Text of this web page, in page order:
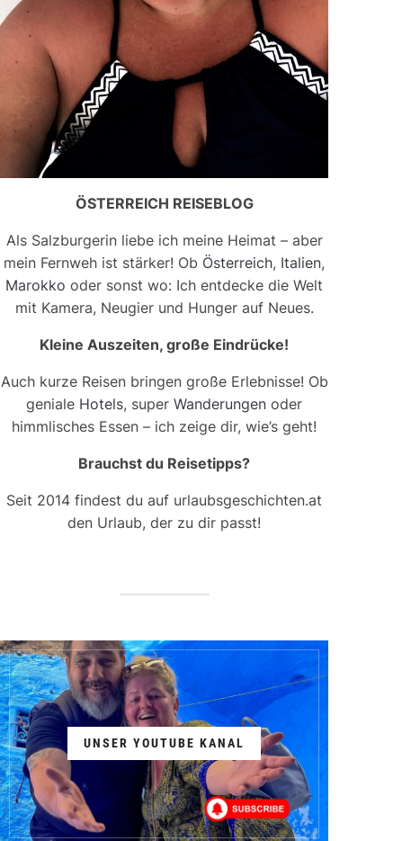
ÖSTERREICH REISEBLOG
Als Salzburgerin liebe ich meine Heimat – aber
mein Fernweh ist stärker! Ob Österreich, Italien,
Marokko oder sonst wo: Ich entdecke die Welt
mit Kamera, Neugier und Hunger auf Neues.
Kleine Auszeiten, große Eindrücke!
Auch kurze Reisen bringen große Erlebnisse! Ob
geniale Hotels, super Wanderungen oder
himmlisches Essen – ich zeige dir, wie’s geht!
Brauchst du Reisetipps?
Seit 2014 findest du auf urlaubsgeschichten.at
den Urlaub, der zu dir passt!
UNSER YOUTUBE KANAL